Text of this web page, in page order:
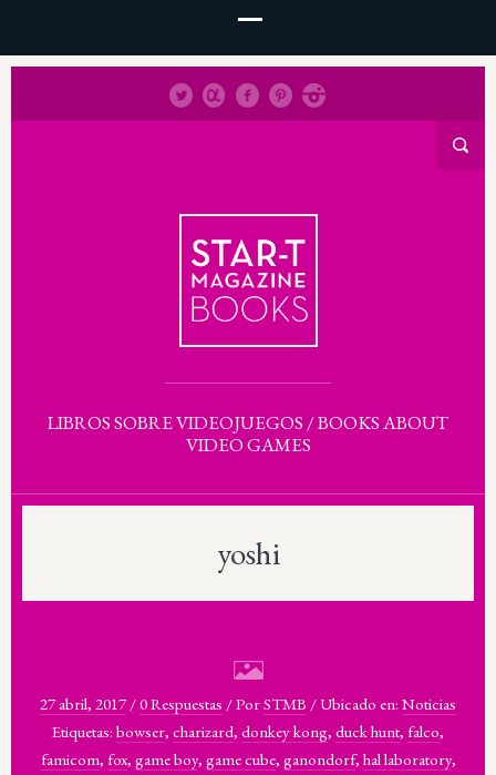
LIBROS SOBRE VIDEOJUEGOS / BOOKS ABOUT
VIDEO GAMES
yoshi
27 abril, 2017 /0 Respuestas /PorSTMB /Ubicado en: Noticias
Etiquetas: bowser, charizard, donkey kong, duck hunt, falco,
famicom, fox, game boy, game cube, ganondorf, hal laboratory,